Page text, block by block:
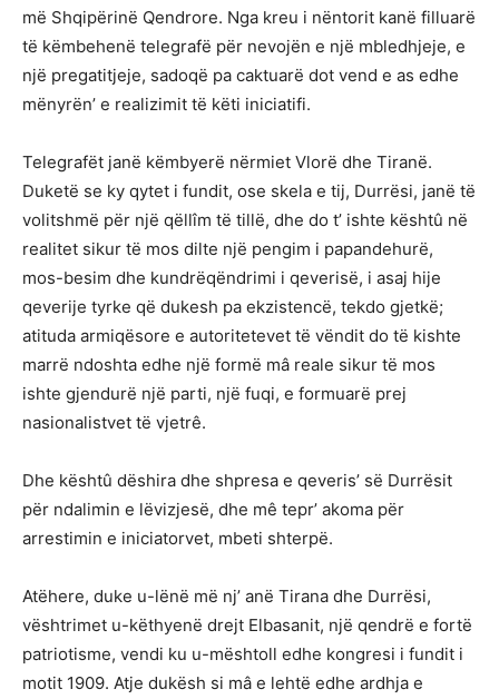
më Shqipërinë Qendrore. Nga kreu i nëntorit kanë filluarë
të këmbehenë telegrafë për nevojën e një mbledhjeje, e
një pregatitjeje, sadoqë pa caktuarë dot vend e as edhe
mënyrën’ e realizimit të këti iniciatifi.
Telegrafët janë këmbyerë nërmiet Vlorë dhe Tiranë.
Duketë se ky qytet i fundit, ose skela e tij, Durrësi, janë të
volitshmë për një qëllîm të tillë, dhe do t’ ishte kështû në
realitet sikur të mos dilte një pengim i papandehurë,
mos-besim dhe kundrëqëndrimi i qeverisë, i asaj hije
qeverije tyrke që dukesh pa ekzistencë, tekdo gjetkë;
atituda armiqësore e autoritetevet të vëndit do të kishte
marrë ndoshta edhe një formë mâ reale sikur të mos
ishte gjendurë një parti, një fuqi, e formuarë prej
nasionalistvet të vjetrê.
Dhe kështû dëshira dhe shpresa e qeveris’ së Durrësit
për ndalimin e lëvizjesë, dhe mê tepr’ akoma për
arrestimin e iniciatorvet, mbeti shterpë.
Atëhere, duke u-lënë më nj’ anë Tirana dhe Durrësi,
vështrimet u-këthyenë drejt Elbasanit, një qendrë e fortë
patriotisme, vendi ku u-mështoll edhe kongresi i fundit i
motit 1909. Atje dukësh si mâ e lehtë edhe ardhja e